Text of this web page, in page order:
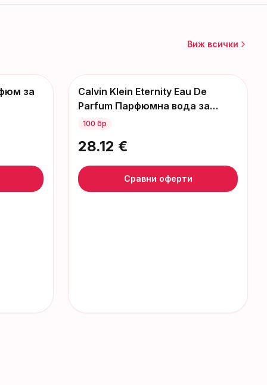
Виж всички
за
Calvin Klein Eternity Eau De
Parfum Парфюмна вода за
мъже EDP
100 бр
28.12 €
Сравни оферти